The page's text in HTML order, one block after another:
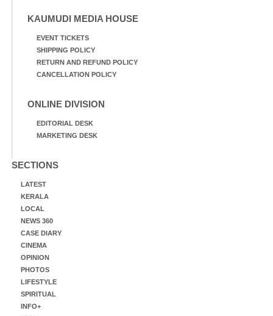
KAUMUDI MEDIA HOUSE
EVENT TICKETS
SHIPPING POLICY
RETURN AND REFUND POLICY
CANCELLATION POLICY
ONLINE DIVISION
EDITORIAL DESK
MARKETING DESK
SECTIONS
LATEST
KERALA
LOCAL
NEWS 360
CASE DIARY
CINEMA
OPINION
PHOTOS
LIFESTYLE
SPIRITUAL
INFO+